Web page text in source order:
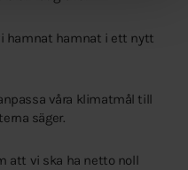
hamnat hamnat i ett nytt
våra klimatmål till
säger.
att vi ska ha netto noll